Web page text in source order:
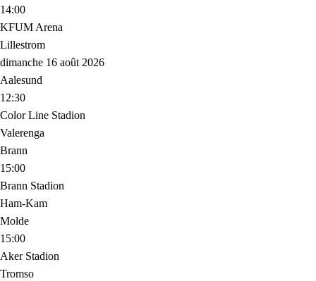
14:00
KFUM Arena
Lillestrom
dimanche 16 août 2026
Aalesund
12:30
Color Line Stadion
Valerenga
Brann
15:00
Brann Stadion
Ham-Kam
Molde
15:00
Aker Stadion
Tromso